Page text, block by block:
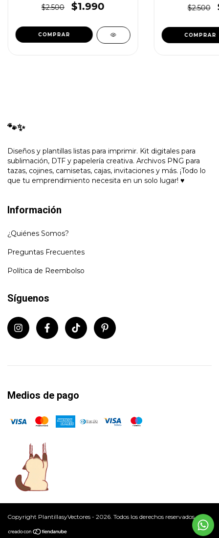
$2.500 $1.990 $2.500
🐾✨
Diseños y plantillas listas para imprimir. Kit digitales para
sublimación, DTF y papelería creativa. Archivos PNG para
tazas, cojines, camisetas, cajas, invitaciones y más. ¡Todo lo
que tu emprendimiento necesita en un solo lugar! ♥
Información
¿Quiénes Somos?
Preguntas Frecuentes
Política de Reembolso
Síguenos
Medios de pago
Copyright PlantillasyVectores - 2026. Todos los derechos reservados.